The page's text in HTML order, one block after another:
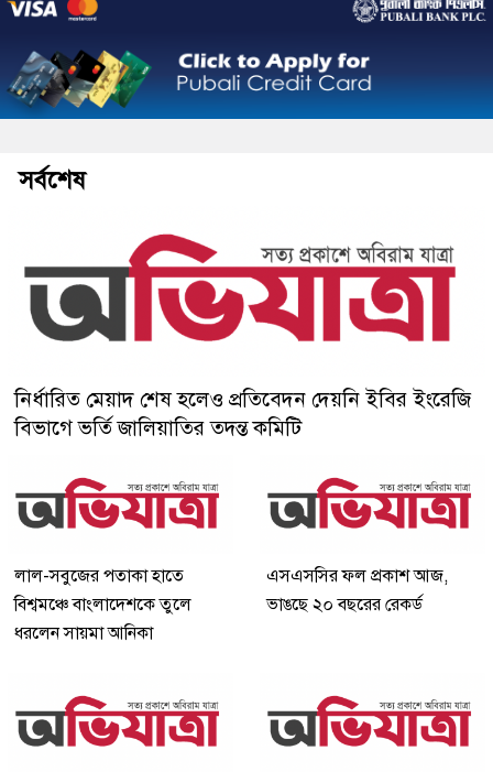
সর্বশেষ
নির্ধারিত মেয়াদ শেষ হলেও প্রতিবেদন দেয়নি ইবির ইংরেজি
বিভাগে ভর্তি জালিয়াতির তদন্ত কমিটি
লাল-সবুজের পতাকা হাতে
বিশ্বমঞ্চে বাংলাদেশকে তুলে
ধরলেন সায়মা আনিকা
এসএসসির ফল প্রকাশ আজ,
ভাঙছে ২০ বছরের রেকর্ড